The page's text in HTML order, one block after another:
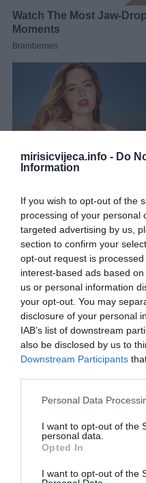
mirisicvijeca.info - Do
Information
If you wish to opt-out of the
processing of your personal
targeted advertising by us,
section to confirm your
opt-out request is
interest-based ads based
us or personal information
your opt-out. You may
disclosure of your personal
IAB’s list of downstream
also be disclosed by us to
Downstream Participants
Please note that this
not limited to your visit or
grant or deny consent to
use your data for below
consent section.
Personal Data
I want to opt-out of the
personal data.
Opted In
I want to opt-out of the
Pored želatine, đumbir i
prirodni ibuprofen, blokirajući
bez nuspojava na želudac.
Jednostavne
rezultate
Da biste osjetili poboljšanje u
Toplo-hladne obloge:
poboljšava cirkulaciju u
Potpuno mirovanje zapravo
održavanje elastičnosti tkiva.